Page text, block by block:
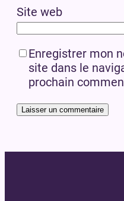
Site web
Enregistrer mon
site dans le
prochain